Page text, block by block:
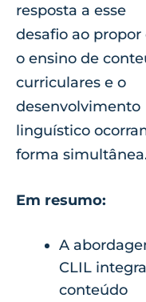
resposta a esse
desafio ao propor
o ensino de
curriculares e o
desenvolvimento
linguístico
forma
Em resumo:
A
CLIL integra
conteúdo